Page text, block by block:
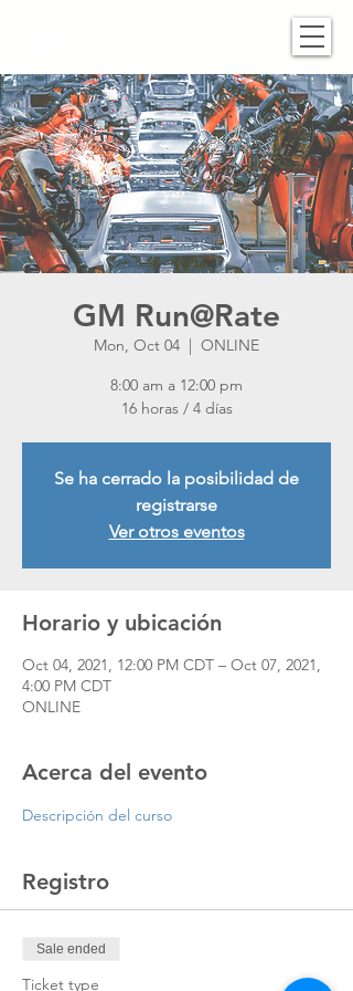
GM Run@Rate
Mon, Oct 04
  |
ONLINE
8:00 am a 12:00 pm
16 horas / 4 días
Se ha cerrado la posibilidad de
registrarse
Ver otros eventos
Horario y ubicación
Oct 04, 2021, 12:00 PM CDT – Oct 07, 2021,
4:00 PM CDT
ONLINE
Acerca del evento
Descripción del curso
Registro
Sale ended
Ticket type